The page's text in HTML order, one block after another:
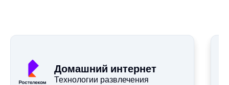
Домашний интернет
Технологии развлечения